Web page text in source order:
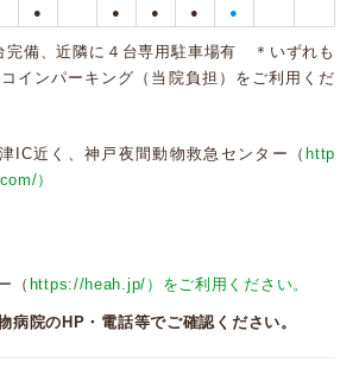
● ● ● ● ●
完備、近隣に４台専用駐車場有 ＊いずれも
インパーキング（当院負担）をご利用くだ
IC近く、神戸夜間動物救急センター（ http
）
（ https://heah.jp/）をご利用ください。
病院のHP・電話等でご確認ください。